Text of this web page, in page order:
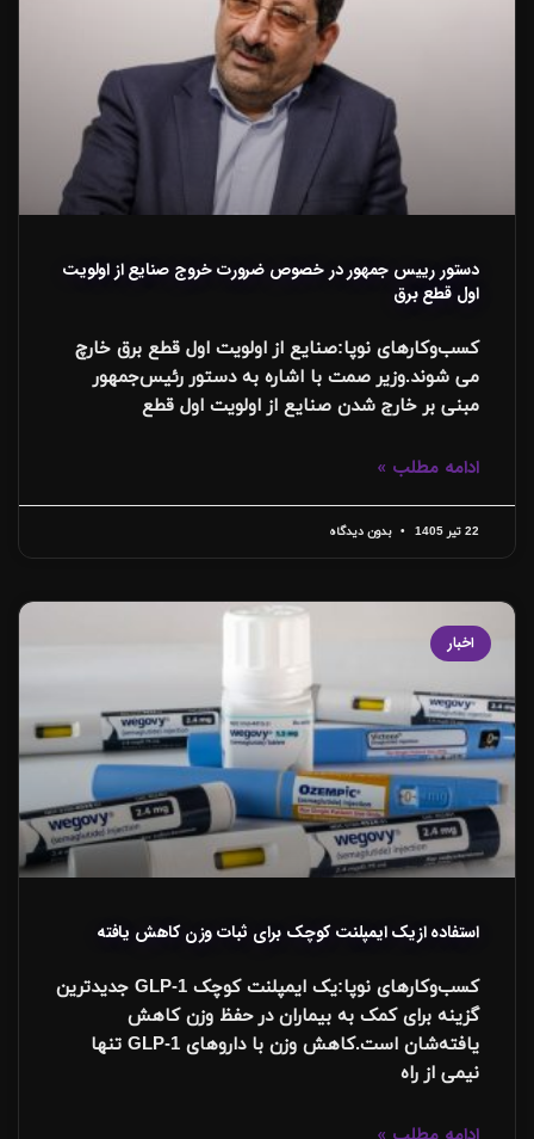
دستور رییس جمهور در خصوص ضرورت خروج صنایع از اولویت
اول قطع برق
کسب‌وکارهای نوپا:صنایع از اولویت اول قطع برق خارچ
می شوند.وزیر صمت با اشاره به دستور رئیس‌جمهور
مبنی بر خارج شدن صنایع از اولویت اول قطع
ادامه مطلب »
22 تیر 1405 بدون دیدگاه
اخبار
استفاده ازیک ایمپلنت کوچک برای ثبات وزن کاهش یافته‌
کسب‌وکارهای نوپا:یک ایمپلنت کوچک GLP-1 جدیدترین
گزینه برای کمک به بیماران در حفظ وزن کاهش
یافته‌شان است.کاهش وزن با داروهای GLP-1 تنها
نیمی از راه